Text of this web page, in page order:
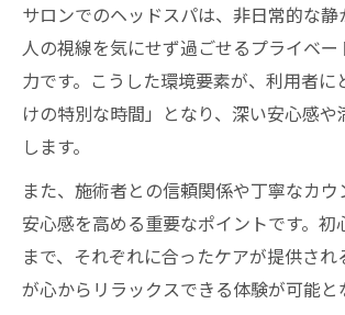
サロンでのヘッドスパは、非日常的な
人の視線を気にせず過ごせるプライベ
力です。こうした環境要素が、利用者に
けの特別な時間」となり、深い安心感や
します。
また、施術者との信頼関係や丁寧なカウ
安心感を高める重要なポイントです。初
まで、それぞれに合ったケアが提供され
が心からリラックスできる体験が可能と